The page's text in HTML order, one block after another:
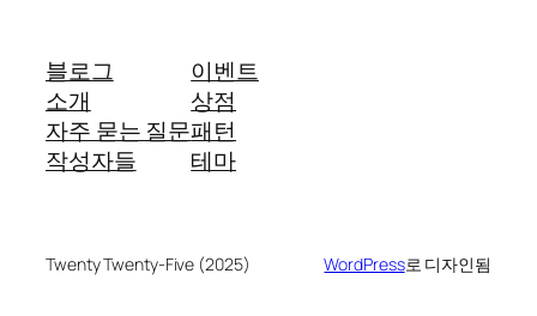
블로그
소개
자주 묻는 질문
작성자들
이벤트
상점
패턴
테마
Twenty Twenty-Five (2025) WordPress로 디자인됨